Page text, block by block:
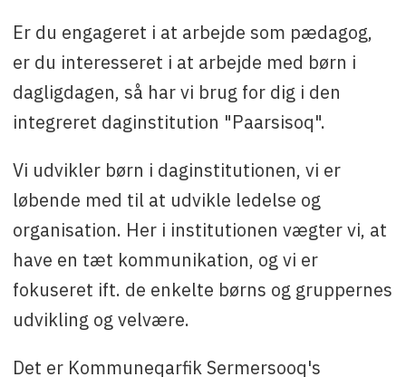
Ansøgningsfrist : 2. oktober
Kontakt: Elisabeth S. Dahl, tlf. +299 36 67 60
eller e-mail: elst@sermersooq.gl
Er du engageret i at arbejde som pædagog,
er du interesseret i at arbejde med børn i
dagligdagen, så har vi brug for dig i den
integreret daginstitution "Paarsisoq".
Vi udvikler børn i daginstitutionen, vi er
løbende med til at udvikle ledelse og
organisation. Her i institutionen vægter vi, at
have en tæt kommunikation, og vi er
fokuseret ift. de enkelte børns og gruppernes
udvikling og velvære.
Det er Kommuneqarfik Sermersooq's